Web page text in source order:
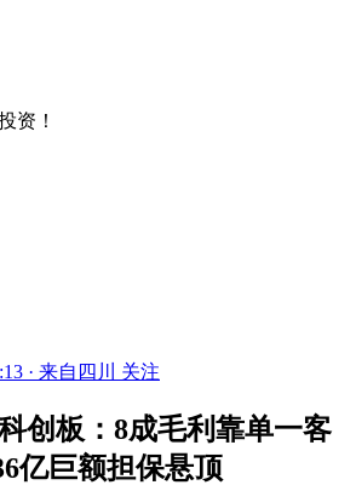
资！
· 来自四川 关注
创板：8成毛利靠单一客
亿巨额担保悬顶